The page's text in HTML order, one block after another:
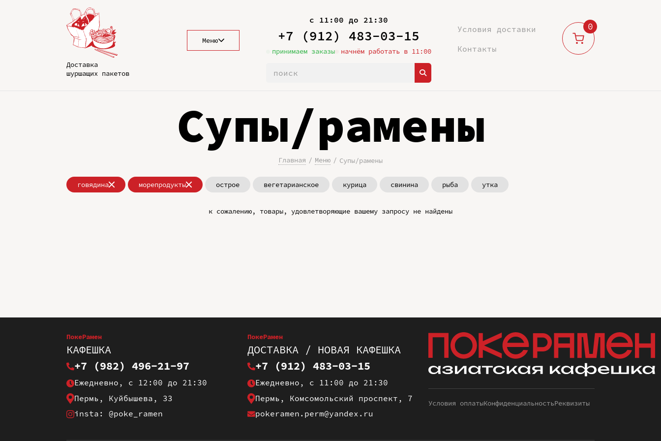
Доставка
шуршащих пакетов
Меню
с 11:00 до 21:30
+7 (912) 483-03-15
принимаем заказы начнём работать в 11:00
Условия доставки
Контакты
0
Супы/рамены
Главная Меню Супы/рамены
говядина морепродукты острое вегетарианское курица свинина рыба утка
к сожалению, товары, удовлетворяющие вашему запросу не найдены
ПокеРамен
КАФЕШКА
+7 (982) 496-21-97
Ежедневно, с 12:00 до 21:30
Пермь, Куйбышева, 33
insta: @poke_ramen
ПокеРамен
ДОСТАВКА / НОВАЯ КАФЕШКА
+7 (912) 483-03-15
Ежедневно, с 11:00 до 21:30
Пермь, Комсомольский проспект, 7
pokeramen.perm@yandex.ru
Условия оплатыКонфиденциальностьРеквизиты